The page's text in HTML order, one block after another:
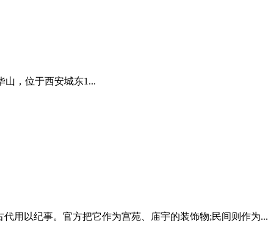
山，位于西安城东1...
用以纪事。官方把它作为宫苑、庙宇的装饰物;民间则作为...